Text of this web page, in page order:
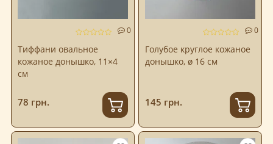
0
Тиффани овальное
кожаное донышко, 11×4
см
78 грн.
0
Голубое круглое кожаное
донышко, ø 16 см
145 грн.